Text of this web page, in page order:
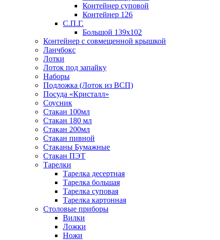
Контейнер суповой
Контейнер 126
С.П.Г.
Большой 139х102
Контейнер с совмещенной крышкой
Ланчбокс
Лотки
Лоток под запайку
Наборы
Подложка (Лоток из ВСП)
Посуда «Кристалл»
Соусник
Стакан 100мл
Стакан 180 мл
Стакан 200мл
Стакан пивной
Стаканы Бумажные
Стакан ПЭТ
Тарелки
Тарелка десертная
Тарелка большая
Тарелка суповая
Тарелка картонная
Столовые приборы
Вилки
Ложки
Ножи